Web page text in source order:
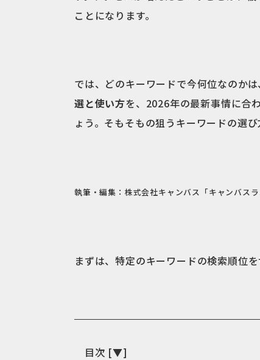
ことになります。
では、どのキーワードで今何位なのか
選と使い方を、2026年の最新事情に合
ょう。そもそもの狙うキーワードの選
執筆・編集：株式会社キャンバス「キャンバス
まずは、特定のキーワードの検索順位
目次 [▼]